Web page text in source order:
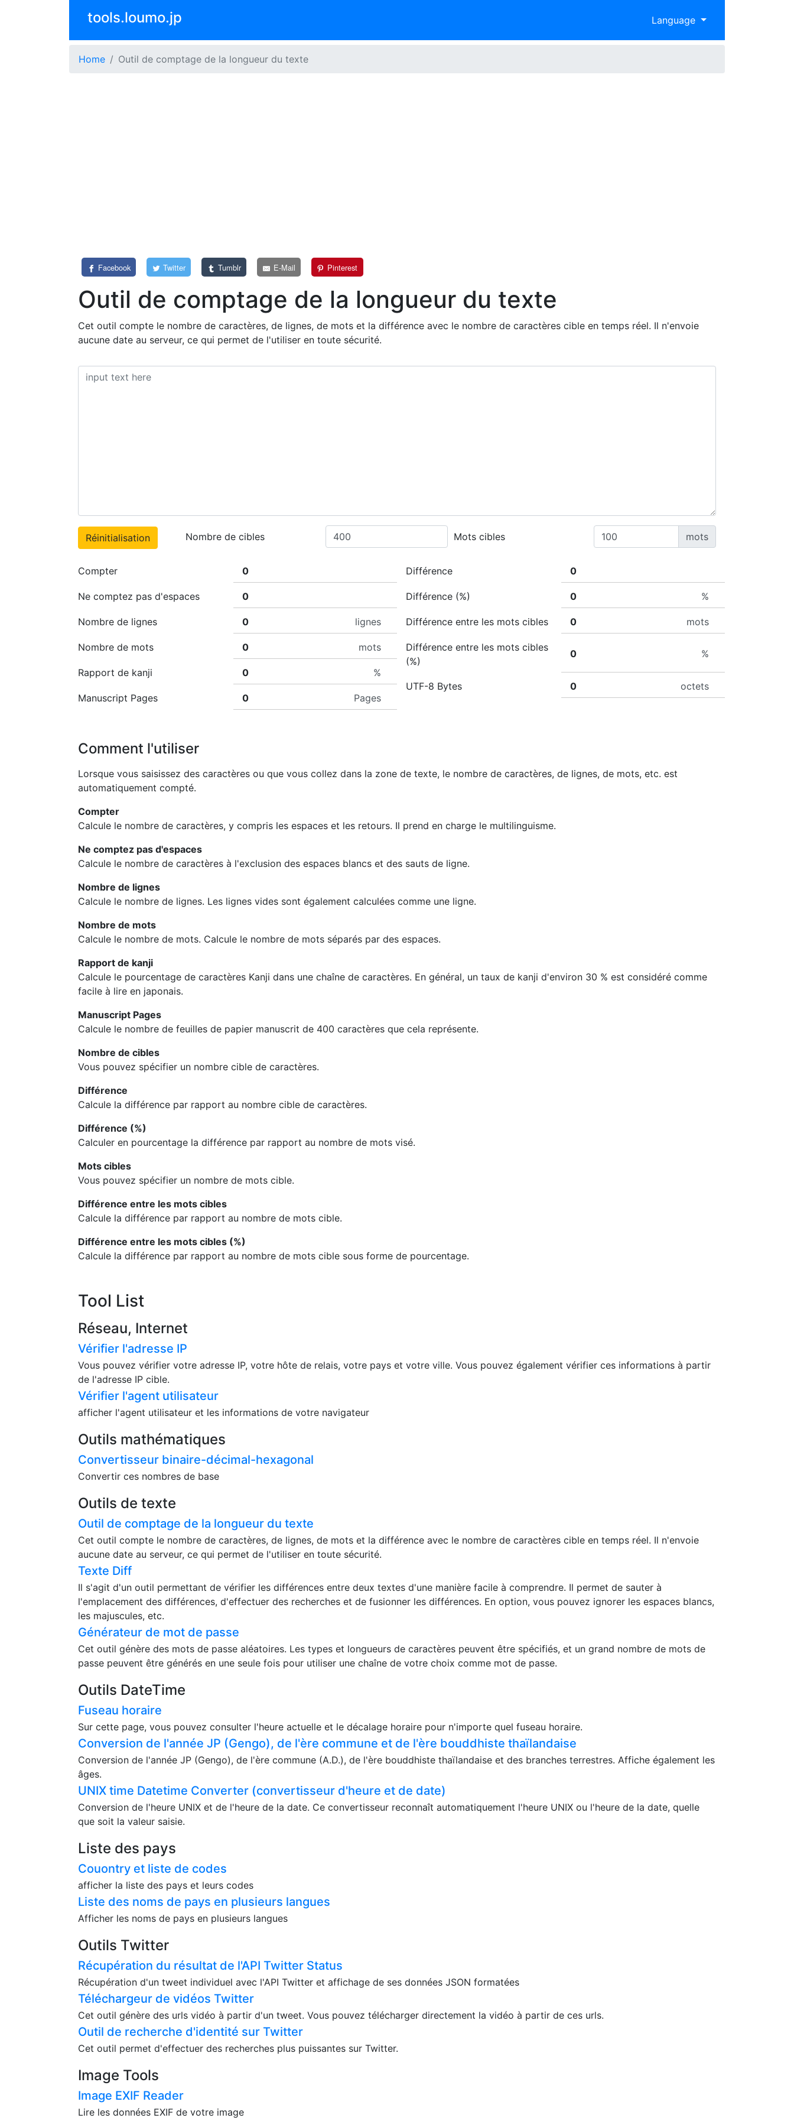
tools.loumo.jp Language
Home Outil de comptage de la longueur du texte
Facebook Twitter Tumblr E-Mail Pinterest
Outil de comptage de la longueur du texte
Cet outil compte le nombre de caractères, de lignes, de mots et la différence avec le nombre de caractères cible en temps réel. Il n'envoie
aucune date au serveur, ce qui permet de l'utiliser en toute sécurité.
Réinitialisation Nombre de cibles Mots cibles mots
Compter
Ne comptez pas d'espaces
Nombre de lignes lignes
Nombre de mots mots
Rapport de kanji %
Manuscript Pages Pages
Différence
Différence (%) %
Différence entre les mots cibles mots
Différence entre les mots cibles
(%)
%
UTF-8 Bytes octets
Comment l'utiliser
Lorsque vous saisissez des caractères ou que vous collez dans la zone de texte, le nombre de caractères, de lignes, de mots, etc. est
automatiquement compté.
Compter
Calcule le nombre de caractères, y compris les espaces et les retours. Il prend en charge le multilinguisme.
Ne comptez pas d'espaces
Calcule le nombre de caractères à l'exclusion des espaces blancs et des sauts de ligne.
Nombre de lignes
Calcule le nombre de lignes. Les lignes vides sont également calculées comme une ligne.
Nombre de mots
Calcule le nombre de mots. Calcule le nombre de mots séparés par des espaces.
Rapport de kanji
Calcule le pourcentage de caractères Kanji dans une chaîne de caractères. En général, un taux de kanji d'environ 30 % est considéré comme
facile à lire en japonais.
Manuscript Pages
Calcule le nombre de feuilles de papier manuscrit de 400 caractères que cela représente.
Nombre de cibles
Vous pouvez spécifier un nombre cible de caractères.
Différence
Calcule la différence par rapport au nombre cible de caractères.
Différence (%)
Calculer en pourcentage la différence par rapport au nombre de mots visé.
Mots cibles
Vous pouvez spécifier un nombre de mots cible.
Différence entre les mots cibles
Calcule la différence par rapport au nombre de mots cible.
Différence entre les mots cibles (%)
Calcule la différence par rapport au nombre de mots cible sous forme de pourcentage.
Tool List
Réseau, Internet
Vérifier l'adresse IP
Vous pouvez vérifier votre adresse IP, votre hôte de relais, votre pays et votre ville. Vous pouvez également vérifier ces informations à partir
de l'adresse IP cible.
Vérifier l'agent utilisateur
afficher l'agent utilisateur et les informations de votre navigateur
Outils mathématiques
Convertisseur binaire-décimal-hexagonal
Convertir ces nombres de base
Outils de texte
Outil de comptage de la longueur du texte
Cet outil compte le nombre de caractères, de lignes, de mots et la différence avec le nombre de caractères cible en temps réel. Il n'envoie
aucune date au serveur, ce qui permet de l'utiliser en toute sécurité.
Texte Diff
Il s'agit d'un outil permettant de vérifier les différences entre deux textes d'une manière facile à comprendre. Il permet de sauter à
l'emplacement des différences, d'effectuer des recherches et de fusionner les différences. En option, vous pouvez ignorer les espaces blancs,
les majuscules, etc.
Générateur de mot de passe
Cet outil génère des mots de passe aléatoires. Les types et longueurs de caractères peuvent être spécifiés, et un grand nombre de mots de
passe peuvent être générés en une seule fois pour utiliser une chaîne de votre choix comme mot de passe.
Outils DateTime
Fuseau horaire
Sur cette page, vous pouvez consulter l'heure actuelle et le décalage horaire pour n'importe quel fuseau horaire.
Conversion de l'année JP (Gengo), de l'ère commune et de l'ère bouddhiste thaïlandaise
Conversion de l'année JP (Gengo), de l'ère commune (A.D.), de l'ère bouddhiste thaïlandaise et des branches terrestres. Affiche également les
âges.
UNIX time Datetime Converter (convertisseur d'heure et de date)
Conversion de l'heure UNIX et de l'heure de la date. Ce convertisseur reconnaît automatiquement l'heure UNIX ou l'heure de la date, quelle
que soit la valeur saisie.
Liste des pays
Couontry et liste de codes
afficher la liste des pays et leurs codes
Liste des noms de pays en plusieurs langues
Afficher les noms de pays en plusieurs langues
Outils Twitter
Récupération du résultat de l'API Twitter Status
Récupération d'un tweet individuel avec l'API Twitter et affichage de ses données JSON formatées
Téléchargeur de vidéos Twitter
Cet outil génère des urls vidéo à partir d'un tweet. Vous pouvez télécharger directement la vidéo à partir de ces urls.
Outil de recherche d'identité sur Twitter
Cet outil permet d'effectuer des recherches plus puissantes sur Twitter.
Image Tools
Image EXIF Reader
Lire les données EXIF de votre image